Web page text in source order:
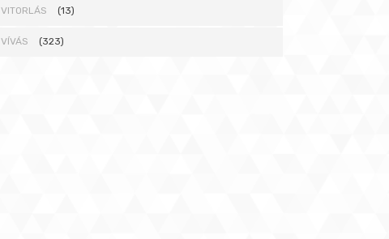
VITORLÁS (13)
VÍVÁS (323)